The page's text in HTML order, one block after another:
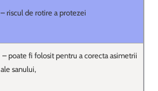
– riscul de rotire a protezei
– poate fi folosit pentru a corecta asimetrii
ale sanului,